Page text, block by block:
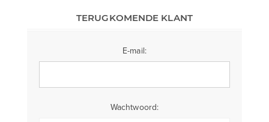
TERUGKOMENDE KLANT
E-mail:
Wachtwoord: